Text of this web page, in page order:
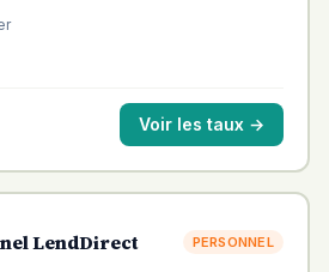
Voir les taux →
LendDirect PERSONNEL